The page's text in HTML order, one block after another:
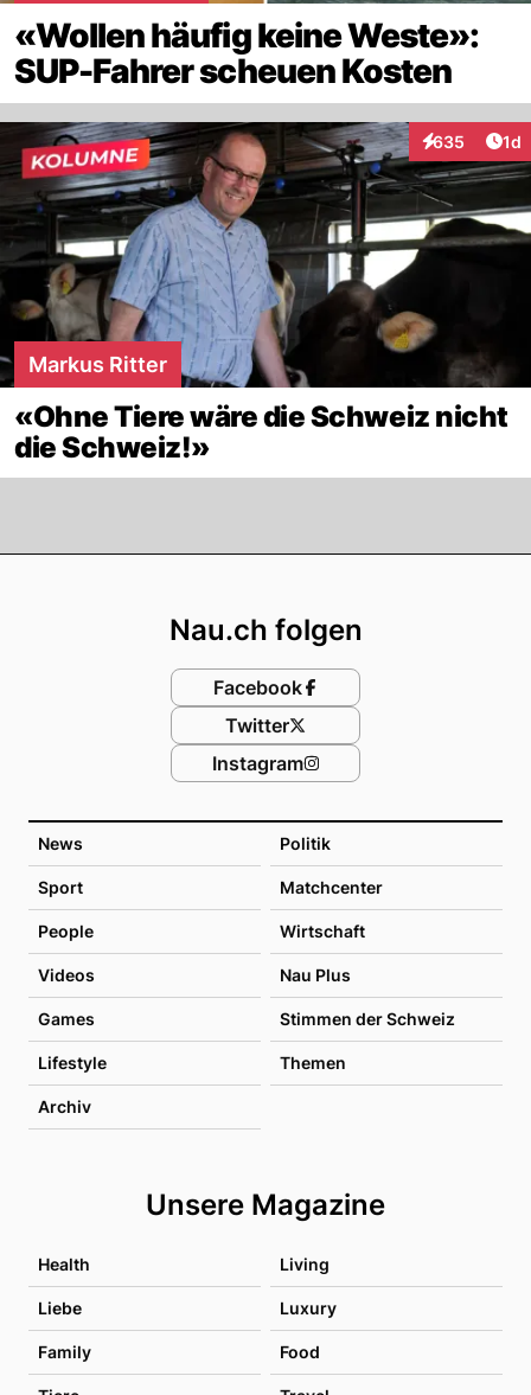
«Wollen häufig keine Weste»:
SUP-Fahrer scheuen Kosten
635
Interaktionen
1d
Markus Ritter
«Ohne Tiere wäre die Schweiz nicht
die Schweiz!»
News Politik
Sport Matchcenter
People Wirtschaft
Videos Nau Plus
Games Stimmen der Schweiz
Lifestyle Themen
Archiv
Unsere Magazine
Health Living
Liebe Luxury
Family Food
Nau.ch folgen
Facebook
Twitter
Instagram